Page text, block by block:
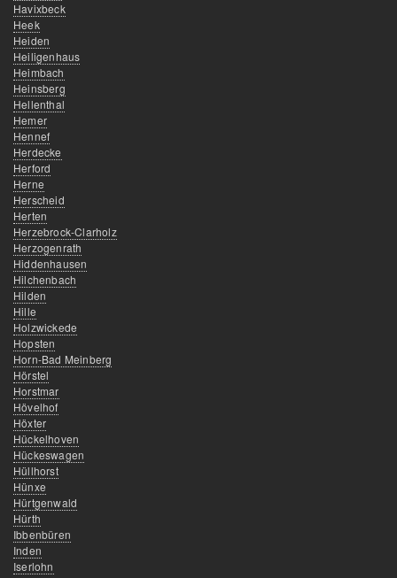
Havixbeck
Heek
Heiden
Heiligenhaus
Heimbach
Heinsberg
Hellenthal
Hemer
Hennef
Herdecke
Herford
Herne
Herscheid
Herten
Herzebrock-Clarholz
Herzogenrath
Hiddenhausen
Hilchenbach
Hilden
Hille
Holzwickede
Hopsten
Horn-Bad Meinberg
Hörstel
Horstmar
Hövelhof
Höxter
Hückelhoven
Hückeswagen
Hüllhorst
Hünxe
Hürtgenwald
Hürth
Ibbenbüren
Inden
Iserlohn